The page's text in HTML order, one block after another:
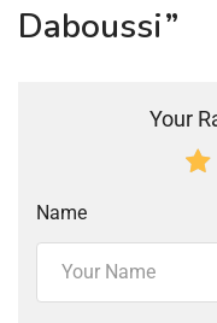
Daboussi”
Your
Name